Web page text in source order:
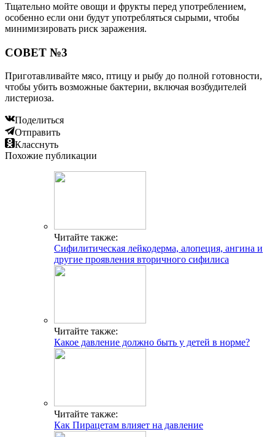
Тщательно мойте овощи и фрукты перед употреблением,
особенно если они будут употребляться сырыми, чтобы
минимизировать риск заражения.
СОВЕТ №3
Приготавливайте мясо, птицу и рыбу до полной готовности,
чтобы убить возможные бактерии, включая возбудителей
листериоза.
Поделиться
Отправить
Класснуть
Похожие публикации
Читайте также:
Сифилитическая лейкодерма, алопеция, ангина и
другие проявления вторичного сифилиса
Читайте также:
Какое давление должно быть у детей в норме?
Читайте также:
Как Пирацетам влияет на давление